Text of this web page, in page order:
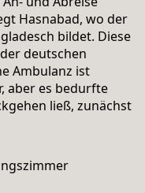
Hasnabad, wo der
bildet. Diese
deutschen
Ambulanz ist
aber es bedurfte
ließ, zunächst